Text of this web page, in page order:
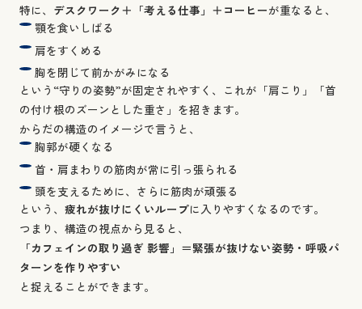
特に、 デスクワーク＋「考える仕事」＋コーヒーが重なると、
顎を食いしばる
肩をすくめる
胸を閉じて前かがみになる
という“守りの姿勢”が固定されやすく、これが「肩こり」「首
の付け根のズーンとした重さ」を招きます。
からだの構造のイメージで言うと、
胸郭が硬くなる
首・肩まわりの筋肉が常に引っ張られる
頭を支えるために、さらに筋肉が頑張る
という、 疲れが抜けにくいループに入りやすくなるのです。
つまり、構造の視点から見ると、
「カフェインの取り過ぎ 影響」＝緊張が抜けない姿勢・呼吸パ
ターンを作りやすい
と捉えることができます。